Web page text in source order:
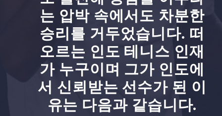
는 압박 속에서도 차분한
승리를 거두었습니다. 떠
오르는 인도 테니스 인재
가 누구이며 그가 인도에
서 신뢰받는 선수가 된 이
유는 다음과 같습니다.